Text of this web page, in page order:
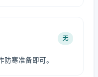
无
寒准备即可。